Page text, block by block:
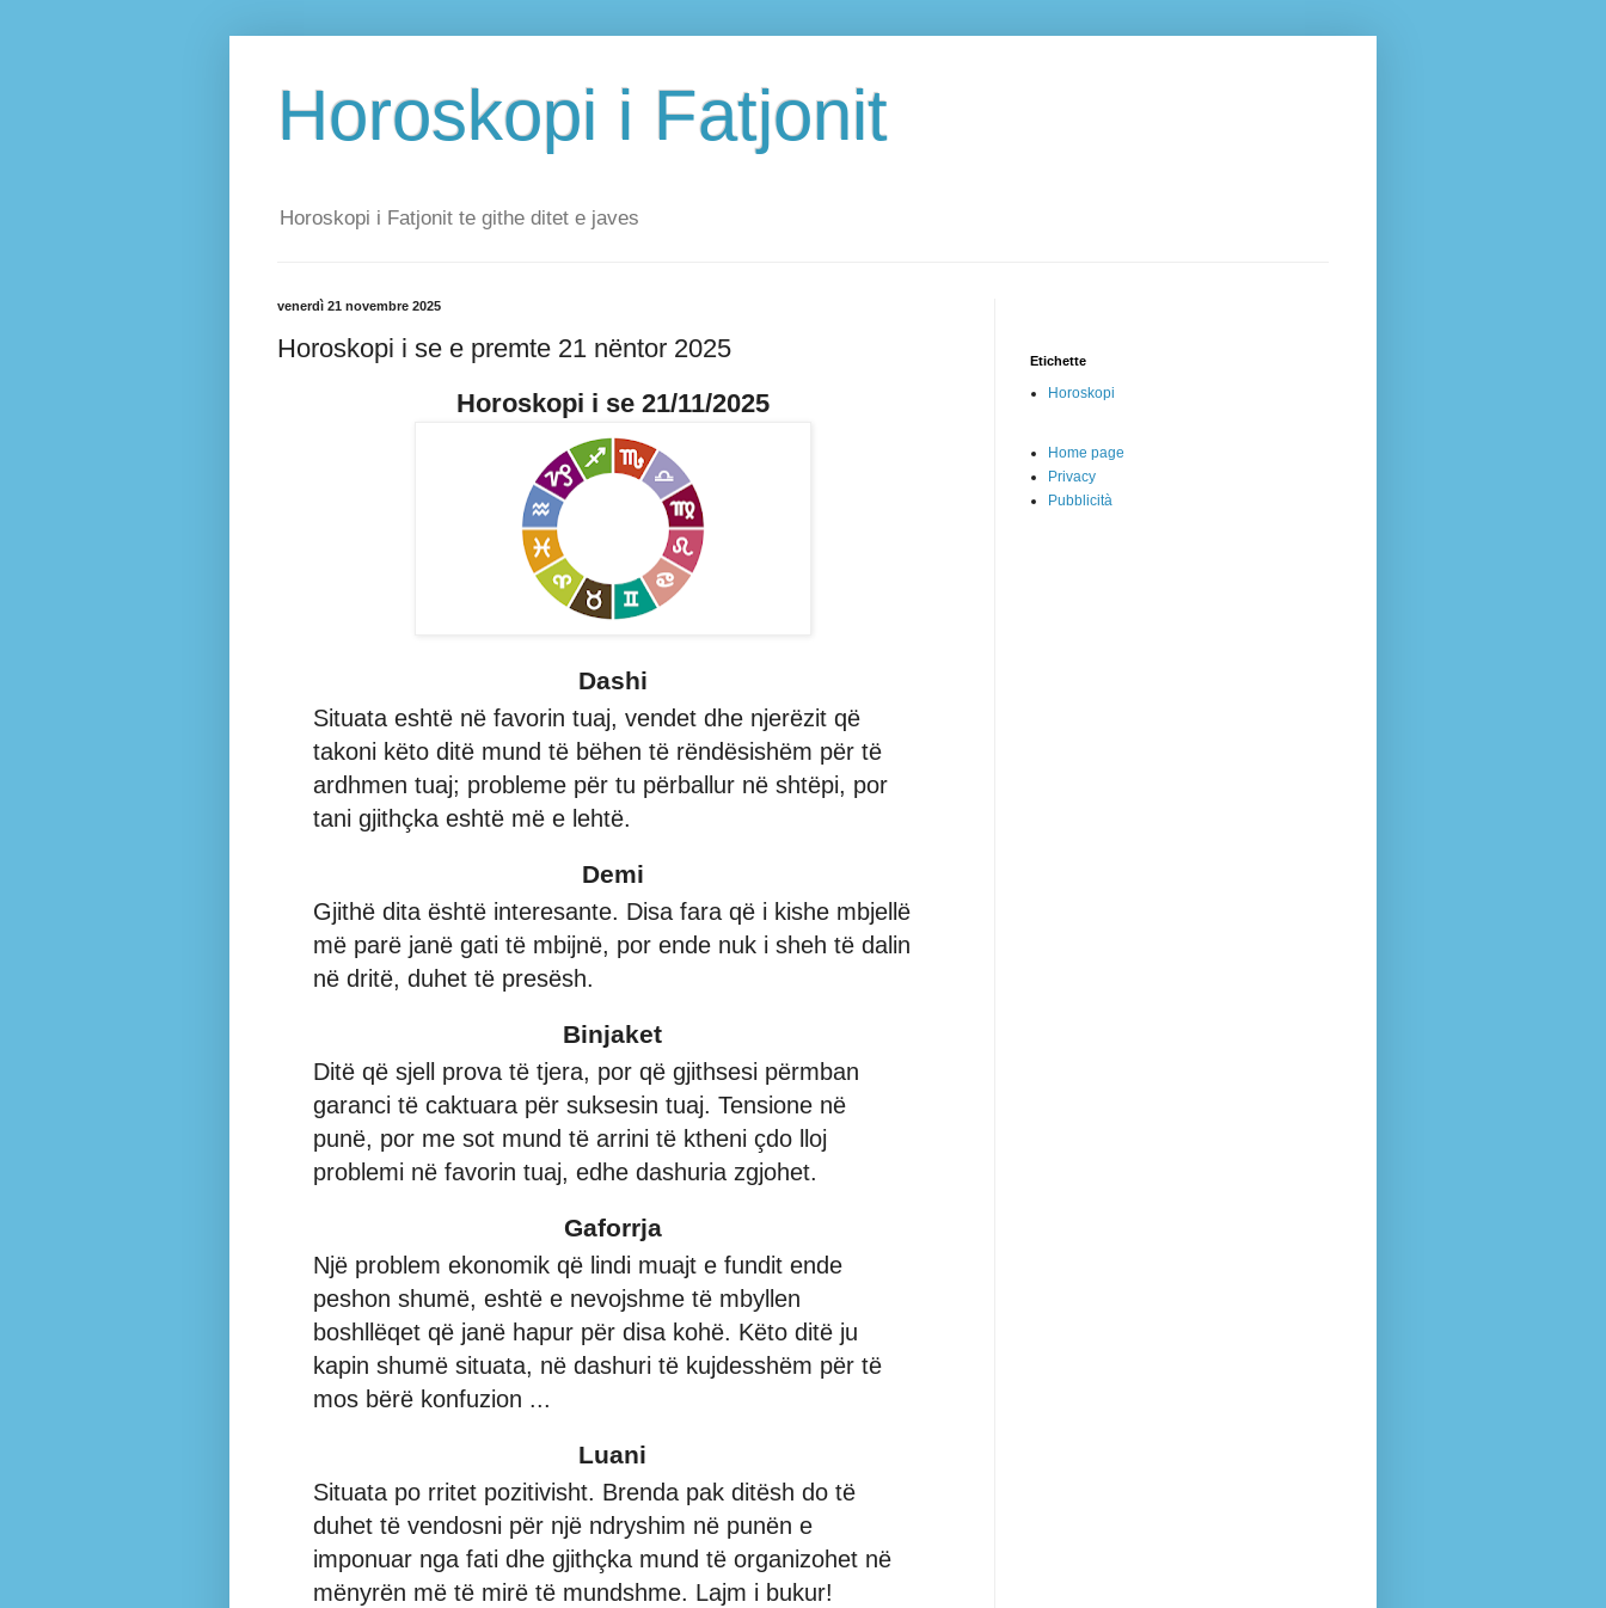
Horoskopi i Fatjonit
Horoskopi i Fatjonit te githe ditet e javes
venerdì 21 novembre 2025
Horoskopi i se e premte 21 nëntor 2025
Horoskopi i se 21/11/2025
Dashi
Situata eshtë në favorin tuaj, vendet dhe njerëzit që
takoni këto ditë mund të bëhen të rëndësishëm për të
ardhmen tuaj; probleme për tu përballur në shtëpi, por
tani gjithçka eshtë më e lehtë.
Demi
Gjithë dita është interesante. Disa fara që i kishe mbjellë
më parë janë gati të mbijnë, por ende nuk i sheh të dalin
në dritë, duhet të presësh.
Binjaket
Ditë që sjell prova të tjera, por që gjithsesi përmban
garanci të caktuara për suksesin tuaj. Tensione në
punë, por me sot mund të arrini të ktheni çdo lloj
problemi në favorin tuaj, edhe dashuria zgjohet.
Gaforrja
Një problem ekonomik që lindi muajt e fundit ende
peshon shumë, eshtë e nevojshme të mbyllen
boshllëqet që janë hapur për disa kohë. Këto ditë ju
kapin shumë situata, në dashuri të kujdesshëm për të
mos bërë konfuzion ...
Luani
Situata po rritet pozitivisht. Brenda pak ditësh do të
duhet të vendosni për një ndryshim në punën e
imponuar nga fati dhe gjithçka mund të organizohet në
mënyrën më të mirë të mundshme. Lajm i bukur!
Etichette
Horoskopi
Home page
Privacy
Pubblicità